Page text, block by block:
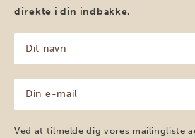
direkte i din indbakke.
navn
(Påkrævet)
mail
(Påkrævet)
Ved at tilmelde dig vores mailingliste